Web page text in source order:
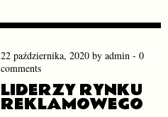
22 października, 2020by admin - 0
comments
LIDERZY RYNKU
REKLAMOWEGO